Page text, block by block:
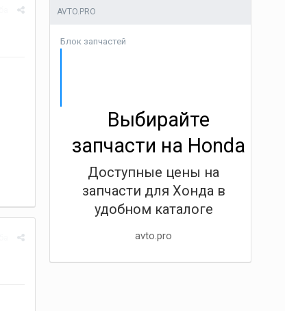
AVTO.PRO
Блок запчастей
Выбирайте
запчасти на Honda
Доступные цены на
запчасти для Хонда в
удобном каталоге
avto.pro